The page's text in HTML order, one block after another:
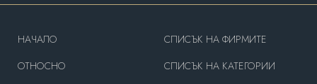
HAЧАЛО
OТНОСНО
СПИСЪК НА ФИРМИТЕ
СПИСЪК НА КАТЕГОРИИ